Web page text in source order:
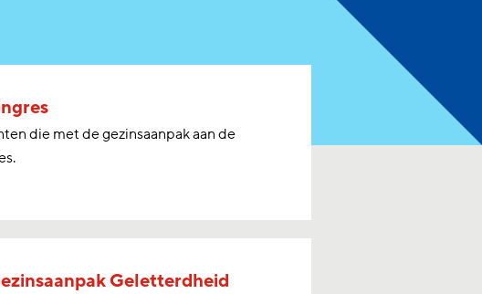
die met de gezinsaanpak aan de
Geletterdheid